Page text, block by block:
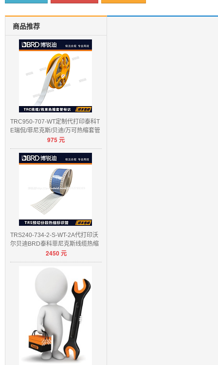
商品推荐
TRC950-707-WT定制代打印泰科T
E瑞侃/菲尼克斯/贝迪/万可热缩套管
975 元
TRS240-734-2-S-WT-2A代打印沃
尔贝迪BRD泰科菲尼克斯线缆热缩
2450元